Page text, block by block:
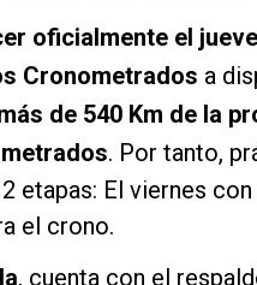
oficialmente el
Cronometrados a
de 540 Km de la
. Por tanto,
etapas: El viernes
el crono.
, cuenta con el